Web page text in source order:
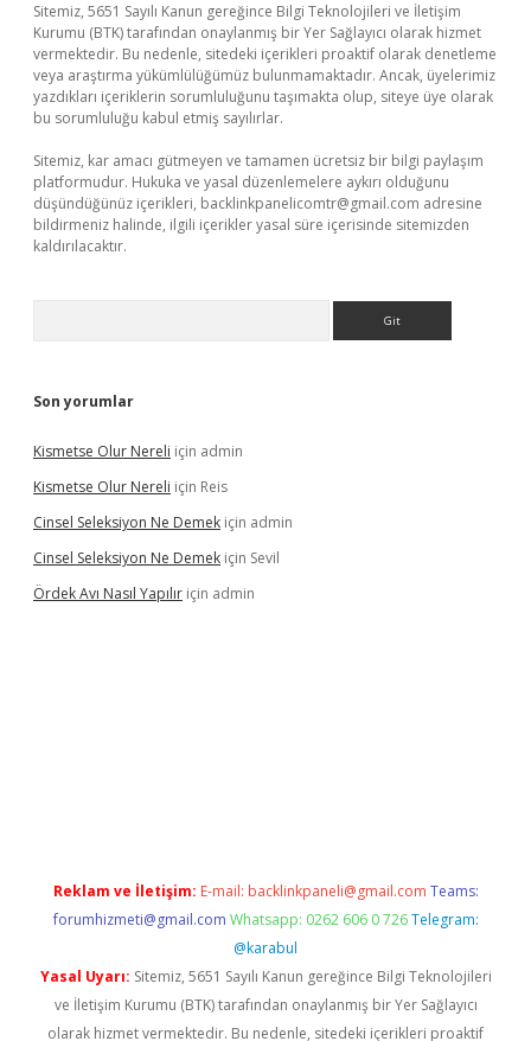
Sitemiz, 5651 Sayılı Kanun gereğince Bilgi Teknolojileri ve İletişim
Kurumu (BTK) tarafından onaylanmış bir Yer Sağlayıcı olarak hizmet
vermektedir. Bu nedenle, sitedeki içerikleri proaktif olarak denetleme
veya araştırma yükümlülüğümüz bulunmamaktadır. Ancak, üyelerimiz
yazdıkları içeriklerin sorumluluğunu taşımakta olup, siteye üye olarak
bu sorumluluğu kabul etmiş sayılırlar.
Sitemiz, kar amacı gütmeyen ve tamamen ücretsiz bir bilgi paylaşım
platformudur. Hukuka ve yasal düzenlemelere aykırı olduğunu
düşündüğünüz içerikleri, backlinkpanelicomtr@gmail.com adresine
bildirmeniz halinde, ilgili içerikler yasal süre içerisinde sitemizden
kaldırılacaktır.
Son yorumlar
Kismetse Olur Nereli için admin
Kismetse Olur Nereli için Reis
Cinsel Seleksiyon Ne Demek için admin
Cinsel Seleksiyon Ne Demek için Sevil
Ördek Avı Nasıl Yapılır için admin
Reklam ve İletişim: E-mail: backlinkpaneli@gmail.com Teams:
forumhizmeti@gmail.com Whatsapp: 0262 606 0 726 Telegram:
@karabul
Yasal Uyarı: Sitemiz, 5651 Sayılı Kanun gereğince Bilgi Teknolojileri
ve İletişim Kurumu (BTK) tarafından onaylanmış bir Yer Sağlayıcı
olarak hizmet vermektedir. Bu nedenle, sitedeki içerikleri proaktif